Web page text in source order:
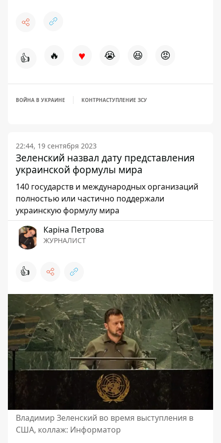
👍 🔥 ♥ 😭 😆 😡
ВОЙНА В УКРАИНЕ КОНТРНАСТУПЛЕНИЕ ЗСУ
22:44, 19 сентября 2023
Зеленский назвал дату представления
украинской формулы мира
140 государств и международных организаций
полностью или частично поддержали
украинскую формулу мира
Каріна Петрова
ЖУРНАЛИСТ
👍
Владимир Зеленский во время выступления в
США, коллаж: Информатор